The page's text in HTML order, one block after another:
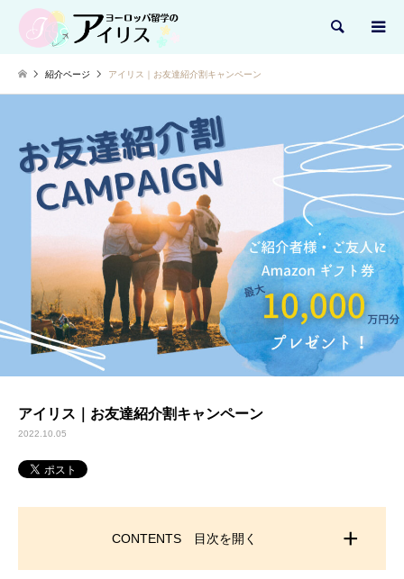
検索
紹介ページ アイリス｜お友達紹介割キャンペーン
アイリス｜お友達紹介割キャンペーン
2022.10.05
CONTENTS 目次を開く